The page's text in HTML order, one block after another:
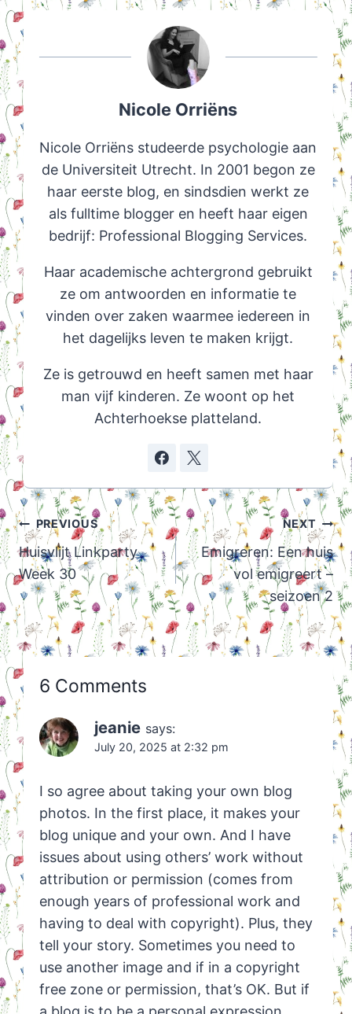
Nicole Orriëns
Nicole Orriëns studeerde psychologie aan
de Universiteit Utrecht. In 2001 begon ze
haar eerste blog, en sindsdien werkt ze
als fulltime blogger en heeft haar eigen
bedrijf: Professional Blogging Services.
Haar academische achtergrond gebruikt
ze om antwoorden en informatie te
vinden over zaken waarmee iedereen in
het dagelijks leven te maken krijgt.
Ze is getrouwd en heeft samen met haar
man vijf kinderen. Ze woont op het
Achterhoekse platteland.
Post
navigation
PREVIOUS
Huisvlijt Linkparty
Week 30
NEXT
Emigreren: Een huis
vol emigreert –
seizoen 2
6 Comments
jeanie says:
July 20, 2025 at 2:32 pm
I so agree about taking your own blog
photos. In the first place, it makes your
blog unique and your own. And I have
issues about using others’ work without
attribution or permission (comes from
enough years of professional work and
having to deal with copyright). Plus, they
tell your story. Sometimes you need to
use another image and if in a copyright
free zone or permission, that’s OK. But if